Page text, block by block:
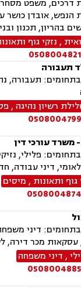
דרכים, משפט
הנפש, אובדן כושר
בהריון, תכנון
, נזקי גוף
0508004821
תעבורה
תעבורה,
רשיון נהיגה ,
0508004799
משרד עורכי דין
פלילי,
דיני עבודה,
גוף ותאונות , מיסים
0508004874
דיני משפחה,
עסקאות מכר דירה,
, דיני משפחה
0508004885